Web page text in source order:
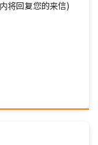
将回复您的来信)